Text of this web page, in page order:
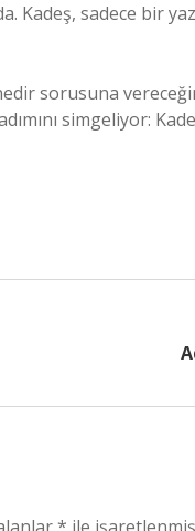
Kadeş, sadece bir
sorusuna
simgeliyor: